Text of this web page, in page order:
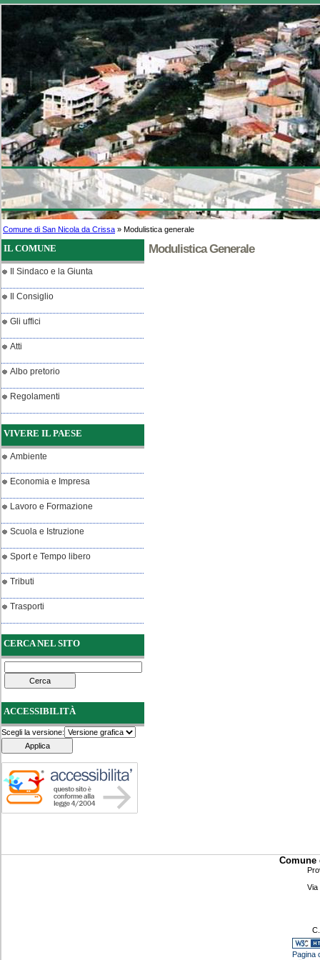
Comune di San Nicola da Crissa » Modulistica generale
IL COMUNE
Il Sindaco e la Giunta
Il Consiglio
Gli uffici
Atti
Albo pretorio
Regolamenti
VIVERE IL PAESE
Ambiente
Economia e Impresa
Lavoro e Formazione
Scuola e Istruzione
Sport e Tempo libero
Tributi
Trasporti
CERCA NEL SITO
ACCESSIBILITÀ
Scegli la versione:
Modulistica Generale
Comune
Via
Pagina